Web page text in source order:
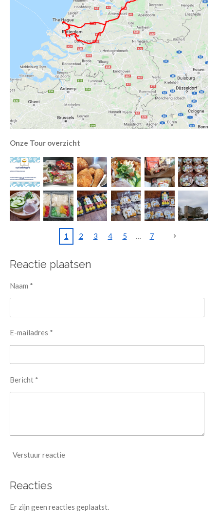
Onze Tour overzicht
1 2 3 4 5 7
Reactie plaatsen
Naam *
E-mailadres *
Bericht *
Verstuur reactie
Reacties
Er zijn geen reacties geplaatst.